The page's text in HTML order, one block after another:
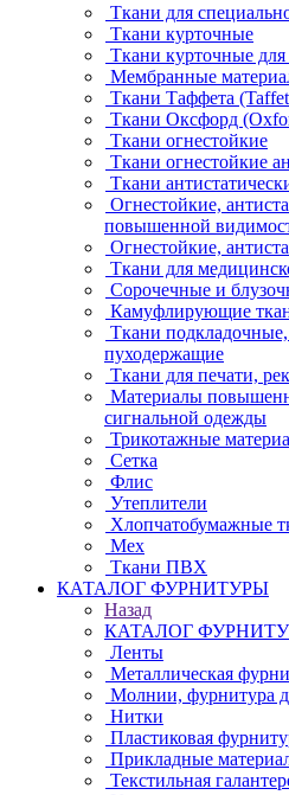
Ткани для
Ткани курточные
Ткани курточные
Мембранные
Ткани Таффета
Ткани Оксфорд
Ткани огнестойкие
Ткани огнестойкие
Ткани
Огнестойкие,
повышенной
Огнестойкие,
Ткани для
Сорочечные и
Камуфлирующие
Ткани
пуходержащие
Ткани для печати,
Материалы
сигнальной одежды
Трикотажные
Сетка
Флис
Утеплители
Хлопчатобумажные
Мех
Ткани ПВХ
КАТАЛОГ ФУРНИТУРЫ
Назад
КАТАЛОГ
Ленты
Металлическая
Молнии, фурнитура
Нитки
Пластиковая
Прикладные
Текстильная